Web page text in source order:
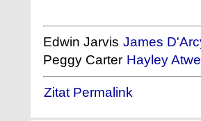
Edwin Jarvis James
Peggy Carter Hayley Atwell
Zitat Permalink